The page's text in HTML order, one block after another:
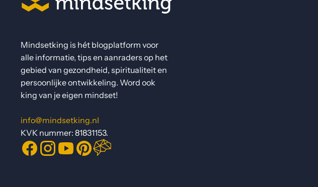
Mindsetking is hét blogplatform voor
alle informatie, tips en aanraders op het
gebied van gezondheid, spiritualiteit en
persoonlijke ontwikkeling. Word ook
king van je eigen mindset!
info@mindsetking.nl
KVK nummer: 81831153.